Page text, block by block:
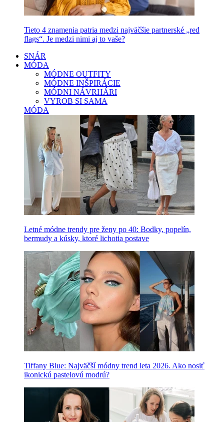
Tieto 4 znamenia patria medzi najväčšie partnerské „red
flags“. Je medzi nimi aj to vaše?
SNÁR
MÓDA
MÓDNE OUTFITY
MÓDNE INŠPIRÁCIE
MÓDNI NÁVRHÁRI
VYROB SI SAMA
MÓDA
Letné módne trendy pre ženy po 40: Bodky, popelín,
bermudy a kúsky, ktoré lichotia postave
Tiffany Blue: Najväčší módny trend leta 2026. Ako nosiť
ikonickú pastelovú modrú?